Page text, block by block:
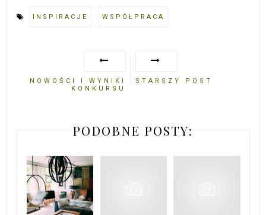
INSPIRACJE WSPÓŁPRACA
NOWOŚCI I WYNIKI
KONKURSU
STARSZY POST
PODOBNE POSTY: